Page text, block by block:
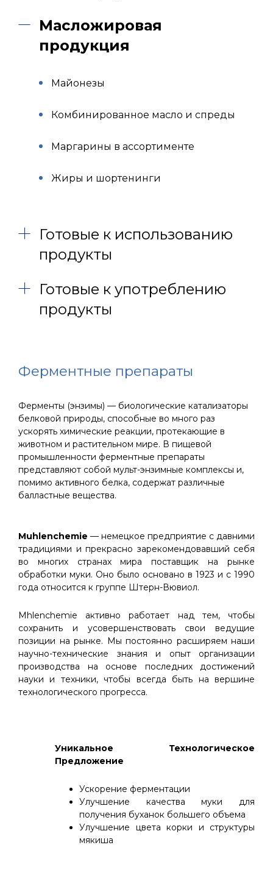
Масложировая
продукция
Майонезы
Комбинированное масло и спреды
Маргарины в ассортименте
Жиры и шортенинги
Готовые к использованию
продукты
Готовые к употреблению
продукты
Ферментные препараты
Ферменты (энзимы) — биологические катализаторы
белковой природы, способные во много раз
ускорять химические реакции, протекающие в
животном и растительном мире. В пищевой
промышленности ферментные препараты
представляют собой мульт-энзимные комплексы и,
помимо активного белка, содержат различные
балластные вещества.
Muhlenchemie — немецкое предприятие с давними
традициями и прекрасно зарекомендовавший себя
во многих странах мира поставщик на рынке
обработки муки. Оно было основано в 1923 и с 1990
года относится к группе Штерн-Вювиол.
Mhlenchemie активно работает над тем, чтобы
сохранить и усовершенствовать свои ведущие
позиции на рынке. Мы постоянно расширяем наши
научно-технические знания и опыт организации
производства на основе последних достижений
науки и техники, чтобы всегда быть на вершине
технологического прогресса.
Уникальное Технологическое
Предложение
Ускорение ферментации
Улучшение качества муки для
получения буханок большего объема
Улучшение цвета корки и структуры
мякиша